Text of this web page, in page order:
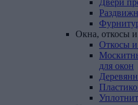
Двери
Окна, откосы и
Откосы
для окон